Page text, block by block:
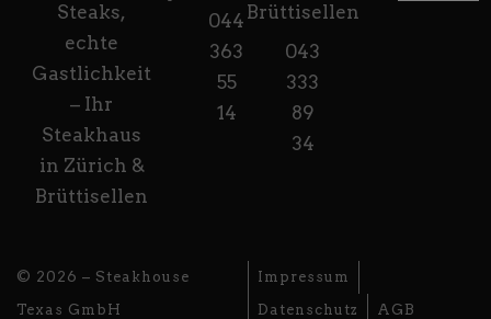
Steaks,
echte
Gastlichkeit
– Ihr
Steakhaus
in Zürich &
Brüttisellen
044
363
55
14
Brüttisellen
043
333
89
34
© 2026 – Steakhouse
Texas GmbH
Impressum
Datenschutz
AGB